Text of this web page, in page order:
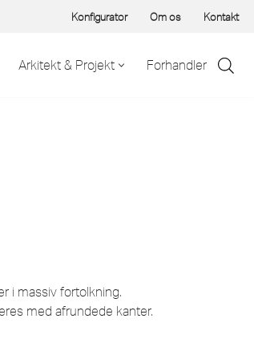
Konfigurator Om os Kontakt
Arkitekt & Projekt Forhandler
i massiv fortolkning.
med afrundede kanter.